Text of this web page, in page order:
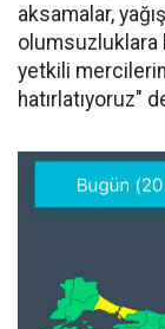
aksamalar,
olumsuzluklara
yetkili mercilerin
hatırlatıyoruz"